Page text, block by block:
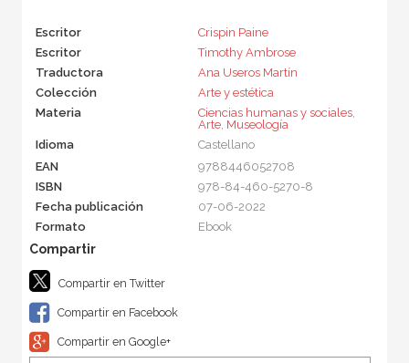
Escritor
Crispin Paine
Escritor
Timothy Ambrose
Traductora
Ana Useros Martín
Colección
Arte y estética
Materia
Ciencias humanas y sociales,
Arte, Museología
Idioma
Castellano
EAN
9788446052708
ISBN
978-84-460-5270-8
Fecha publicación
07-06-2022
Formato
Ebook
Compartir en Twitter
Compartir en Facebook
Compartir en Google+